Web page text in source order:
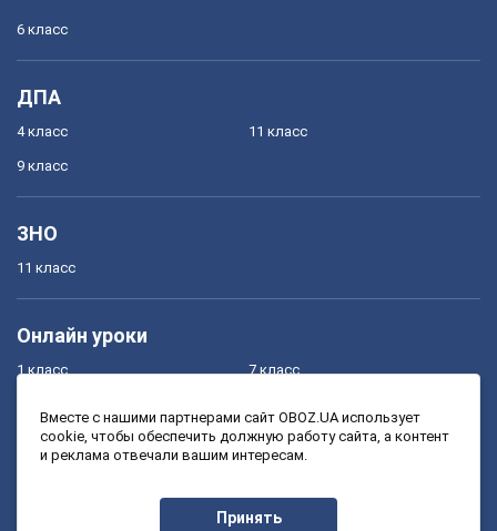
6 класс
ДПА
4 класс
9 класс
11 класс
ЗНО
11 класс
Онлайн уроки
1 класс
3 класс
7 класс
9 класс
Вместе с нашими партнерами сайт OBOZ.UA использует
cookie, чтобы обеспечить должную работу сайта, а контент
и реклама отвечали вашим интересам.
Принять